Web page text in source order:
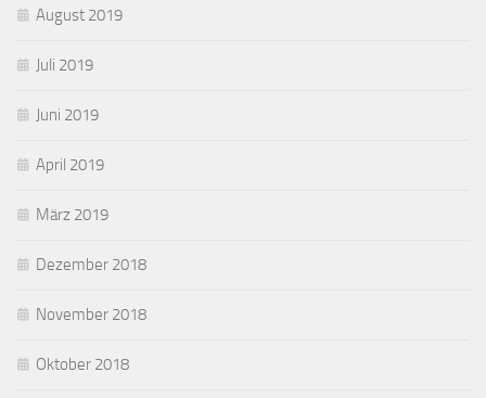
August 2019
Juli 2019
Juni 2019
April 2019
März 2019
Dezember 2018
November 2018
Oktober 2018